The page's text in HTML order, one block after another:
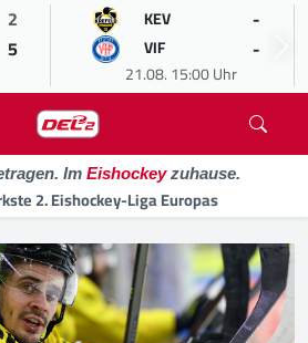
2
5
KEV -
VIF -
21.08. 15:00 Uhr
Im Eishockeyzuhause.
2. Eishockey-Liga Europas